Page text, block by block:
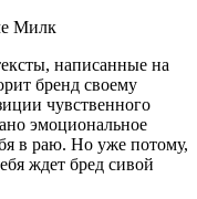
написанные на
бренд своему
чувственного
эмоциональное
в раю. Но уже потому,
ждет бред сивой